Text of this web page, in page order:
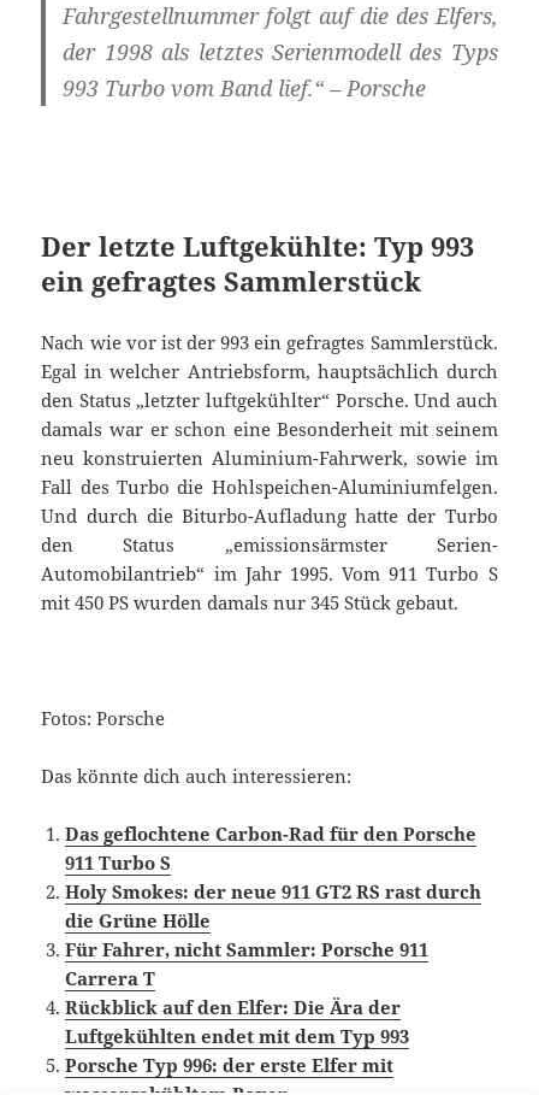
Fahrgestellnummer folgt auf die des Elfers,
der 1998 als letztes Serienmodell des Typs
993 Turbo vom Band lief.“ – Porsche
Der letzte Luftgekühlte: Typ 993
ein gefragtes Sammlerstück
Nach wie vor ist der 993 ein gefragtes Sammlerstück.
Egal in welcher Antriebsform, hauptsächlich durch
den Status „letzter luftgekühlter“ Porsche. Und auch
damals war er schon eine Besonderheit mit seinem
neu konstruierten Aluminium-Fahrwerk, sowie im
Fall des Turbo die Hohlspeichen-Aluminiumfelgen.
Und durch die Biturbo-Aufladung hatte der Turbo
den Status „emissionsärmster Serien-
Automobilantrieb“ im Jahr 1995. Vom 911 Turbo S
mit 450 PS wurden damals nur 345 Stück gebaut.
Fotos: Porsche
Das könnte dich auch interessieren:
Das geflochtene Carbon-Rad für den Porsche
911 Turbo S
Holy Smokes: der neue 911 GT2 RS rast durch
die Grüne Hölle
Für Fahrer, nicht Sammler: Porsche 911
Carrera T
Rückblick auf den Elfer: Die Ära der
Luftgekühlten endet mit dem Typ 993
Porsche Typ 996: der erste Elfer mit